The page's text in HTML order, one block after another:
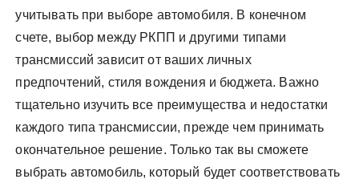
учитывать при выборе автомобиля. В конечном
счете, выбор между РКПП и другими типами
трансмиссий зависит от ваших личных
предпочтений, стиля вождения и бюджета. Важно
тщательно изучить все преимущества и недостатки
каждого типа трансмиссии, прежде чем принимать
окончательное решение. Только так вы сможете
выбрать автомобиль, который будет соответствовать